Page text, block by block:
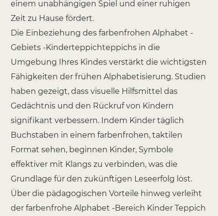
einem unabhängigen Spiel und einer ruhigen
Zeit zu Hause fördert.
Die Einbeziehung des farbenfrohen Alphabet -
Gebiets -Kinderteppichteppichs in die
Umgebung Ihres Kindes verstärkt die wichtigsten
Fähigkeiten der frühen Alphabetisierung. Studien
haben gezeigt, dass visuelle Hilfsmittel das
Gedächtnis und den Rückruf von Kindern
signifikant verbessern. Indem Kinder täglich
Buchstaben in einem farbenfrohen, taktilen
Format sehen, beginnen Kinder, Symbole
effektiver mit Klangs zu verbinden, was die
Grundlage für den zukünftigen Leseerfolg löst.
Über die pädagogischen Vorteile hinweg verleiht
der farbenfrohe Alphabet -Bereich Kinder Teppich